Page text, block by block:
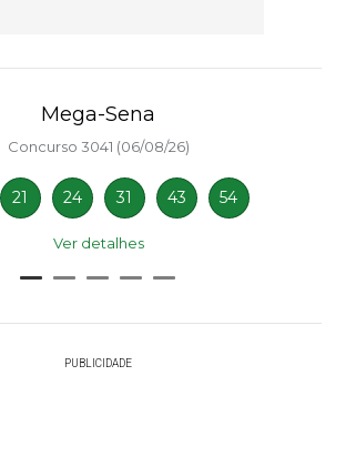
Mega-Sena
Concurso 3041 (06/08/26)
21 24 31 43 54
Ver detalhes
PUBLICIDADE